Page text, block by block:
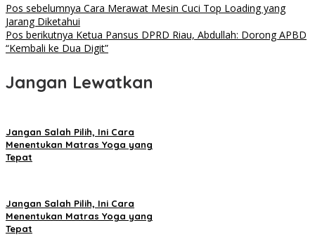
Pos sebelumnya Cara Merawat Mesin Cuci Top Loading yang
Jarang Diketahui
Pos berikutnya Ketua Pansus DPRD Riau, Abdullah: Dorong APBD
“Kembali ke Dua Digit”
Jangan Lewatkan
Jangan Salah Pilih, Ini Cara
Menentukan Matras Yoga yang
Tepat
Jangan Salah Pilih, Ini Cara
Menentukan Matras Yoga yang
Tepat